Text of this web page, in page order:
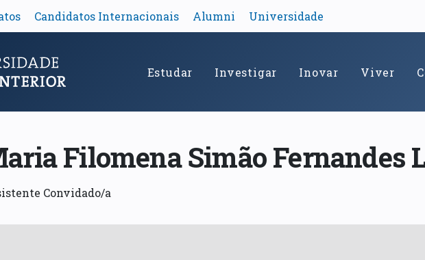
Candidatos Internacionais Alumni Universidade
Estudar Investigar Inovar Viver
Filomena Simão Fernandes
Convidado/a